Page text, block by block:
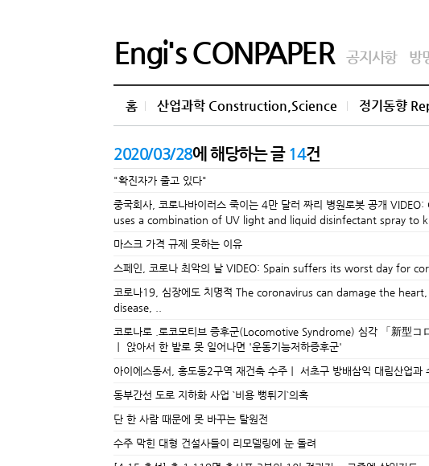
Engi's CONPAPER 공지사항 방
홈 산업과학 Construction,Science 정기동향
2020/03/28에 해당하는 글 14건
"확진자가 줄고 있다"
중국회사, 코로나바이러스 죽이는 4만 달러 짜리 병원로봇 공개
uses a combination of UV light and liquid disinfectant spray to
마스크 가격 규제 못하는 이유
스페인, 코로나 최악의 날 VIDEO: Spain suffers its worst day for
코로나19, 심장에도 치명적 The coronavirus can damage the
disease, ..
코로나로 .로코모티브 증후군(Locomotive Syndrome) 심각 「新型
ㅣ 앉아서 한 발로 못 일어나면 '운동기능저하증후군'
아이에스동서, 홍도동2구역 재건축 수주ㅣ 서초구 방배삼익 대림산업과
동부간선 도로 지하화 사업 `비용 뻥튀기`의혹
단 한 사람 때문에 못 바꾸는 탈원전
수주 막힌 대형 건설사들이 리모델링에 눈 돌려